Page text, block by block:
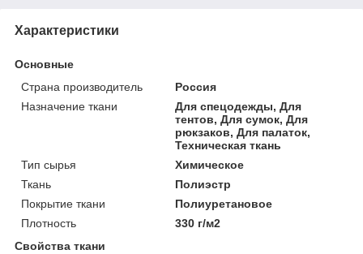
Характеристики
Основные
Страна производитель
Россия
Назначение ткани
Для спецодежды, Для
тентов, Для сумок, Для
рюкзаков, Для палаток,
Техническая ткань
Тип сырья
Химическое
Ткань
Полиэстр
Покрытие ткани
Полиуретановое
Плотность
330 г/м2
Свойства ткани